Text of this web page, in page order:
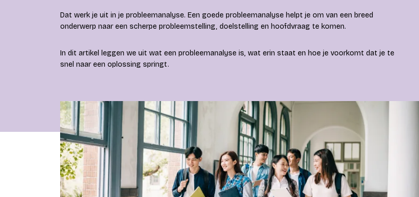
Dat werk je uit in je probleemanalyse. Een goede probleemanalyse helpt je om van een breed
onderwerp naar een scherpe probleemstelling, doelstelling en hoofdvraag te komen.
In dit artikel leggen we uit wat een probleemanalyse is, wat erin staat en hoe je voorkomt dat je te
snel naar een oplossing springt.